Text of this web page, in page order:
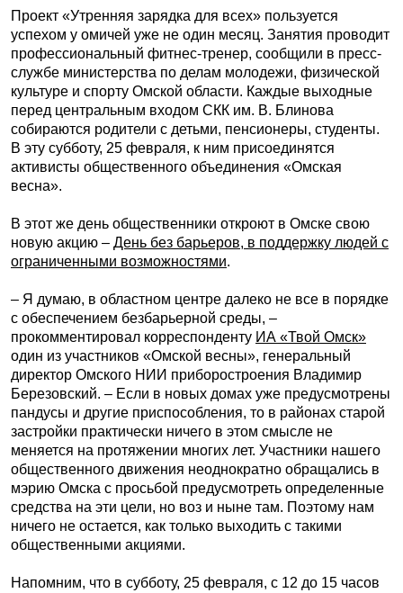
Проект «Утренняя зарядка для всех» пользуется
успехом у омичей уже не один месяц. Занятия проводит
профессиональный фитнес-тренер, сообщили в пресс-
службе министерства по делам молодежи, физической
культуре и спорту Омской области. Каждые выходные
перед центральным входом СКК им. В. Блинова
собираются родители с детьми, пенсионеры, студенты.
В эту субботу, 25 февраля, к ним присоединятся
активисты общественного объединения «Омская
весна».
В этот же день общественники откроют в Омске свою
новую акцию – День без барьеров, в поддержку людей с
ограниченными возможностями.
– Я думаю, в областном центре далеко не все в порядке
с обеспечением безбарьерной среды, –
прокомментировал корреспонденту ИА «Твой Омск»
один из участников «Омской весны», генеральный
директор Омского НИИ приборостроения Владимир
Березовский. – Если в новых домах уже предусмотрены
пандусы и другие приспособления, то в районах старой
застройки практически ничего в этом смысле не
меняется на протяжении многих лет. Участники нашего
общественного движения неоднократно обращались в
мэрию Омска с просьбой предусмотреть определенные
средства на эти цели, но воз и ныне там. Поэтому нам
ничего не остается, как только выходить с такими
общественными акциями.
Напомним, что в субботу, 25 февраля, с 12 до 15 часов